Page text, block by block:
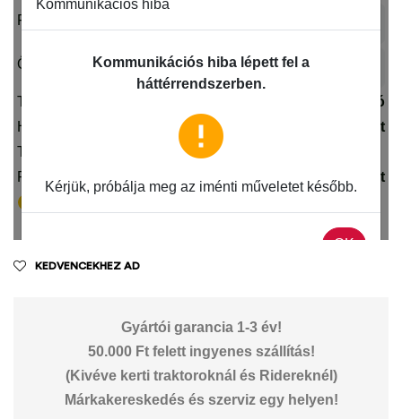
KEDVENCEKHEZ AD
Gyártói garancia 1-3 év!
50.000 Ft felett ingyenes szállítás!
(Kivéve kerti traktoroknál és Ridereknél)
Márkakereskedés és szerviz egy helyen!